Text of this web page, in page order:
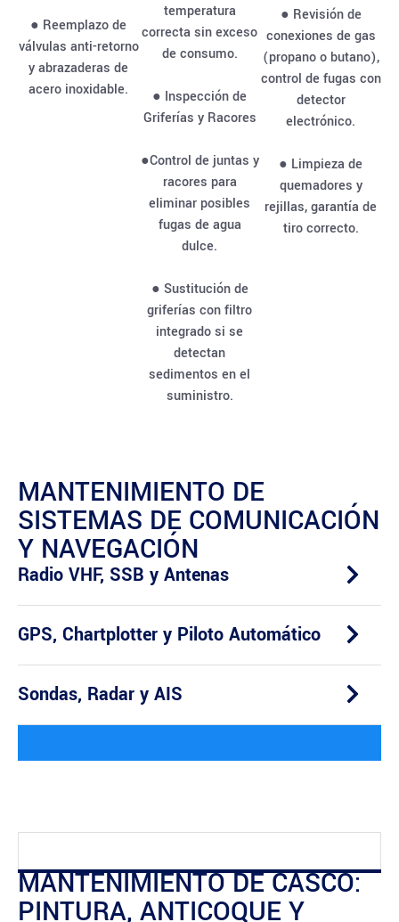
● Reemplazo de
válvulas anti-retorno
y abrazaderas de
acero inoxidable.
temperatura
correcta sin exceso
de consumo.
● Inspección de
Griferías y Racores
●Control de juntas y
racores para
eliminar posibles
fugas de agua
dulce.
● Sustitución de
griferías con filtro
integrado si se
detectan
sedimentos en el
suministro.
● Revisión de
conexiones de gas
(propano o butano),
control de fugas con
detector
electrónico.
● Limpieza de
quemadores y
rejillas, garantía de
tiro correcto.
MANTENIMIENTO DE
SISTEMAS DE COMUNICACIÓN
Y NAVEGACIÓN
Radio VHF, SSB y Antenas
GPS, Chartplotter y Piloto Automático
Sondas, Radar y AIS
MANTENIMIENTO DE CASCO:
PINTURA, ANTICOQUE Y